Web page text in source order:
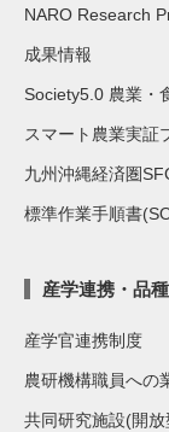
NARO Research
成果情報
Society5.0 農業・
スマート農業実証
九州沖縄経済圏
標準作業手順書
産学連携・品
産学官連携制度
農研機構職員への
共同研究施設(開